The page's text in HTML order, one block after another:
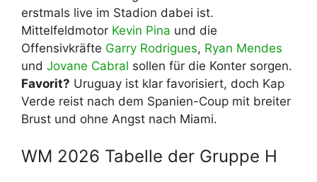
erstmals live im Stadion dabei ist.
Mittelfeldmotor Kevin Pina und die
Offensivkräfte Garry Rodrigues, Ryan Mendes
und Jovane Cabral sollen für die Konter sorgen.
Favorit? Uruguay ist klar favorisiert, doch Kap
Verde reist nach dem Spanien-Coup mit breiter
Brust und ohne Angst nach Miami.
WM 2026 Tabelle der Gruppe H